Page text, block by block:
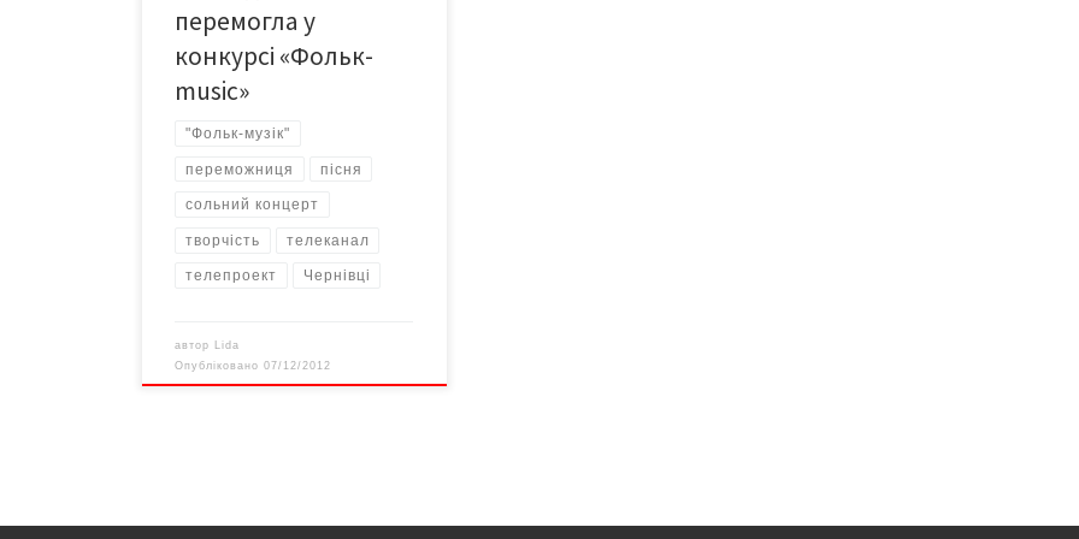
перемогла у
конкурсі «Фольк-
music»
"Фольк-музік"
переможниця пісня
сольний концерт
творчість телеканал
телепроект Чернівці
автор Lida
Опубліковано07/12/2012